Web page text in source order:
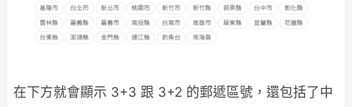
在下方就會顯示 3+3 跟 3+2 的郵遞區號，還包括了中